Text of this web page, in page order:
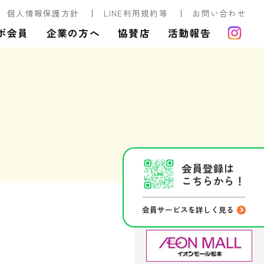
個人情報保護方針 LINE利用規約等 お問い合わせ
会員 企業の方へ 協賛店 活動報告
会員登録は
こちらから！
会員サービスを詳しく見る